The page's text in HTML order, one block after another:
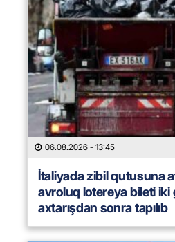
06.08.2026 - 13:45
İtaliyada zibil qutusuna
avroluq lotereya bileti iki
axtarışdan sonra tapılıb